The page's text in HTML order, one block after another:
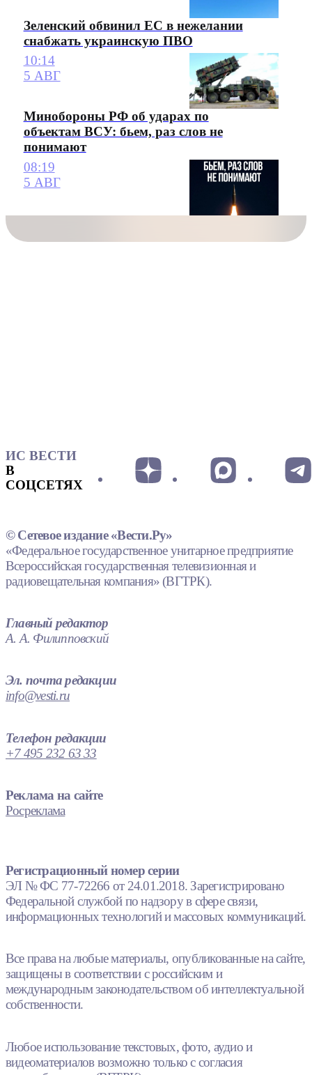
Зеленский обвинил ЕС в нежелании
снабжать украинскую ПВО
10:14
5 АВГ
Минобороны РФ об ударах по
объектам ВСУ: бьем, раз слов не
понимают
08:19
5 АВГ
ИС ВЕСТИ
В
СОЦСЕТЯХ
© Сетевое издание «Вести.Ру»
«Федеральное государственное унитарное предприятие
Всероссийская государственная телевизионная и
радиовещательная компания» (ВГТРК).
Главный редактор
А. А. Филипповский
Эл. почта редакции
info@vesti.ru
Телефон редакции
+7 495 232 63 33
Реклама на сайте
Росреклама
Регистрационный номер серии
ЭЛ № ФС 77-72266 от 24.01.2018. Зарегистрировано
Федеральной службой по надзору в сфере связи,
информационных технологий и массовых коммуникаций.
Все права на любые материалы, опубликованные на сайте,
защищены в соответствии с российским и
международным законодательством об интеллектуальной
собственности.
Любое использование текстовых, фото, аудио и
видеоматериалов возможно только с согласия